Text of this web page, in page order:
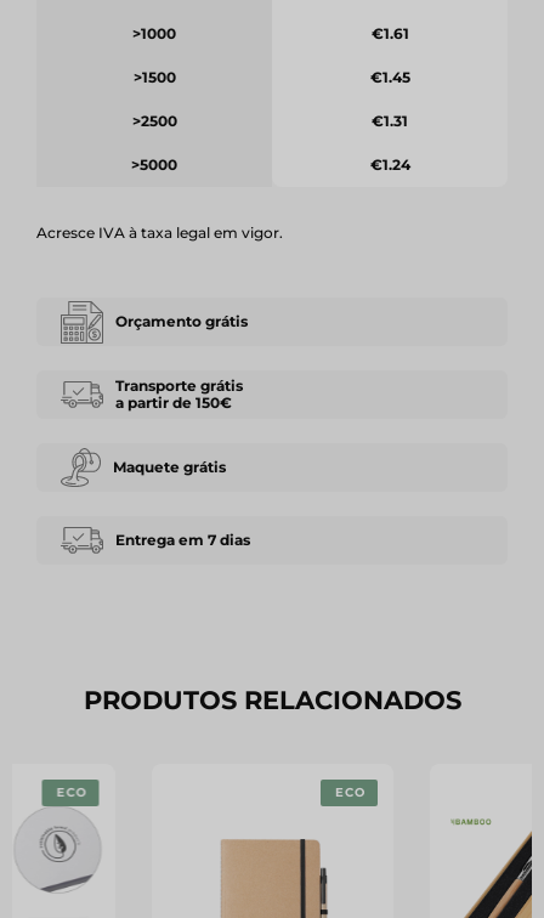
>1000
>1500
>2500
>5000
€1.61
€1.45
€1.31
€1.24
Acresce IVA à taxa legal em vigor.
Orçamento grátis
Transporte grátis
a partir de 150€
Maquete grátis
Entrega em 7 dias
PRODUTOS RELACIONADOS
ECO ECO